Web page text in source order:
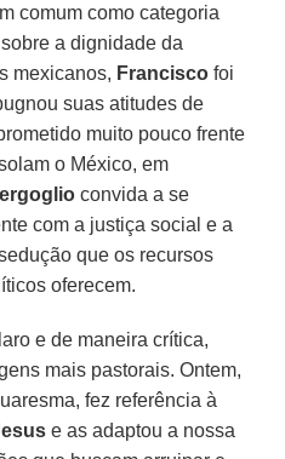
comum como categoria
a dignidade da
mexicanos, Francisco foi
suas atitudes de
muito pouco frente
o México, em
convida a se
com a justiça social e a
que os recursos
oferecem.
e de maneira crítica,
mais pastorais. Ontem,
fez referência à
e as adaptou a nossa